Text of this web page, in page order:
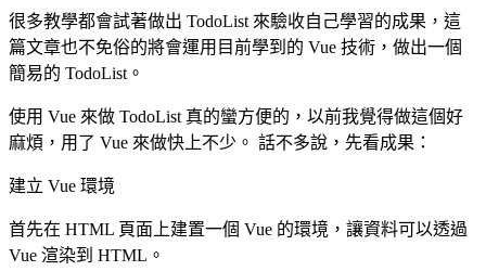
很多教學都會試著做出 TodoList 來驗收自己學習的成果，這
篇文章也不免俗的將會運用目前學到的 Vue 技術，做出一個
簡易的 TodoList。
使用 Vue 來做 TodoList 真的蠻方便的，以前我覺得做這個好
麻煩，用了 Vue 來做快上不少。 話不多說，先看成果：
建立 Vue 環境
首先在 HTML 頁面上建置一個 Vue 的環境，讓資料可以透過
Vue 渲染到 HTML。